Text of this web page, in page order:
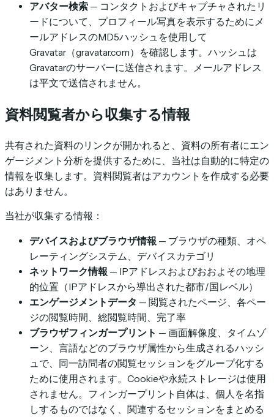
アバター検索 — コンタクトおよびキャプチャされたリ
ードについて、プロフィール写真を表示するためにメ
ールアドレスのMD5ハッシュを使用して
Gravatar（gravatar.com）を確認します。ハッシュは
Gravatarのサーバーに送信されます。メールアドレス
は平文で送信されません。
資料閲覧者から収集する情報
共有された資料のリンクが開かれると、資料の所有者にエン
ゲージメント分析を提供するために、当社は自動的に特定の
情報を収集します。資料閲覧者はアカウントを作成する必要
はありません。
当社が収集する情報：
デバイスおよびブラウザ情報 — ブラウザの種類、オペ
レーティングシステム、デバイスカテゴリ
ネットワーク情報 — IPアドレスおよびおおよその地理
的位置（IPアドレスから導出された都市/国レベル）
エンゲージメントデータ — 閲覧されたページ、各ペー
ジの閲覧時間、総閲覧時間、完了率
ブラウザフィンガープリント — 画面解像度、タイムゾ
ーン、言語などのブラウザ属性から生成されるハッシ
ュで、同一訪問者の閲覧セッションをグループ化する
ために使用されます。Cookieや永続ストレージは使用
されません。フィンガープリント自体は、個人を名指
しするものではなく、関連するセッションをまとめる